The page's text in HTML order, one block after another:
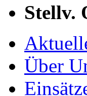
Stellv.
Über